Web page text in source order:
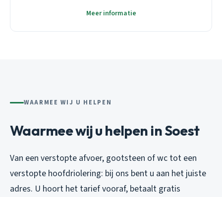
Meer informatie
WAARMEE WIJ U HELPEN
Waarmee wij u helpen in Soest
Van een verstopte afvoer, gootsteen of wc tot een
verstopte hoofdriolering: bij ons bent u aan het juiste
adres. U hoort het tarief vooraf, betaalt gratis